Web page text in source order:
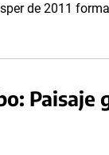
de 2011
Paisaje